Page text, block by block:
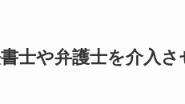
士や弁護士を介入